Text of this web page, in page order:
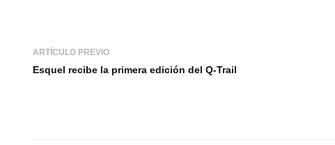
ARTÍCULO PREVIO
Esquel recibe la primera edición del Q-Trail